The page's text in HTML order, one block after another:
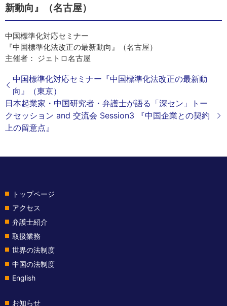
新動向』（名古屋）
中国標準化対応セミナー
『中国標準化法改正の最新動向』（名古屋）
主催者： ジェトロ名古屋
中国標準化対応セミナー『中国標準化法改正の最新動
向』（東京）
日本起業家・中国研究者・弁護士が語る「深セン」トー
クセッション and 交流会 Session3 『中国企業との契約
上の留意点』
トップページ
アクセス
弁護士紹介
取扱業務
世界の法制度
中国の法制度
English
お知らせ